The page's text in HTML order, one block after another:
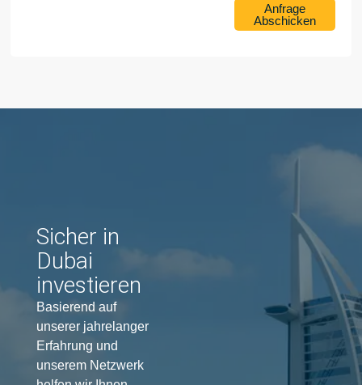
Anfrage
Abschicken
Sicher in
Dubai
investieren
Basierend auf
unserer jahrelanger
Erfahrung und
unserem Netzwerk